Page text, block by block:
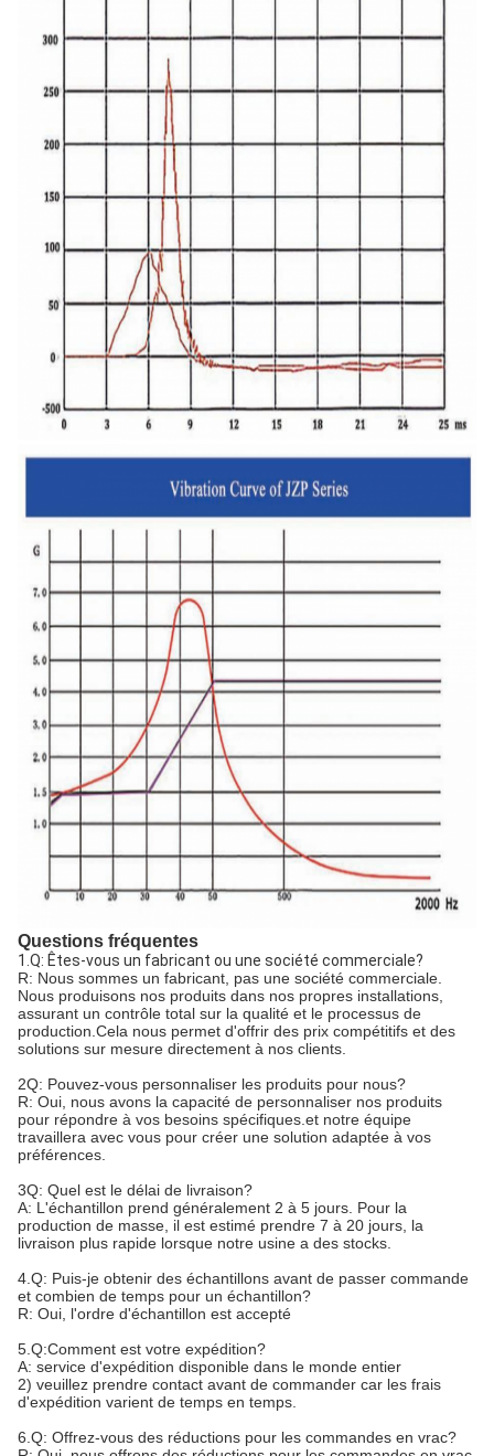
Questions fréquentes
1.Q: Êtes-vous un fabricant ou une société commerciale?
R: Nous sommes un fabricant, pas une société commerciale.
Nous produisons nos produits dans nos propres installations,
assurant un contrôle total sur la qualité et le processus de
production.Cela nous permet d'offrir des prix compétitifs et des
solutions sur mesure directement à nos clients.
2Q: Pouvez-vous personnaliser les produits pour nous?
R: Oui, nous avons la capacité de personnaliser nos produits
pour répondre à vos besoins spécifiques.et notre équipe
travaillera avec vous pour créer une solution adaptée à vos
préférences.
3Q: Quel est le délai de livraison?
A: L'échantillon prend généralement 2 à 5 jours. Pour la
production de masse, il est estimé prendre 7 à 20 jours, la
livraison plus rapide lorsque notre usine a des stocks.
4.Q: Puis-je obtenir des échantillons avant de passer commande
et combien de temps pour un échantillon?
R: Oui, l'ordre d'échantillon est accepté
5.Q:Comment est votre expédition?
A: service d'expédition disponible dans le monde entier
2) veuillez prendre contact avant de commander car les frais
d'expédition varient de temps en temps.
6.Q: Offrez-vous des réductions pour les commandes en vrac?